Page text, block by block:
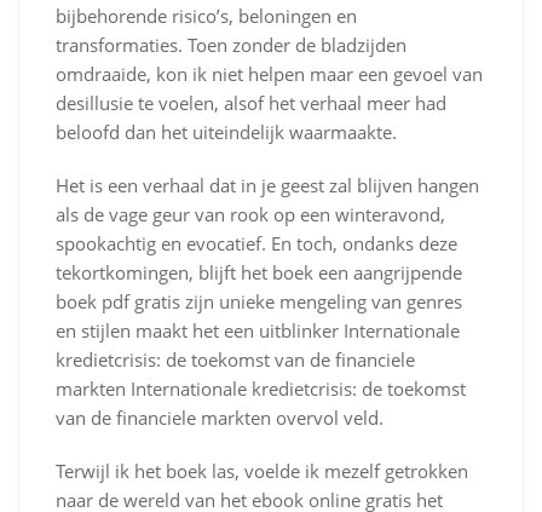
bijbehorende risico’s, beloningen en
transformaties. Toen zonder de bladzijden
omdraaide, kon ik niet helpen maar een gevoel van
desillusie te voelen, alsof het verhaal meer had
beloofd dan het uiteindelijk waarmaakte.
Het is een verhaal dat in je geest zal blijven hangen
als de vage geur van rook op een winteravond,
spookachtig en evocatief. En toch, ondanks deze
tekortkomingen, blijft het boek een aangrijpende
boek pdf gratis zijn unieke mengeling van genres
en stijlen maakt het een uitblinker Internationale
kredietcrisis: de toekomst van de financiele
markten Internationale kredietcrisis: de toekomst
van de financiele markten overvol veld.
Terwijl ik het boek las, voelde ik mezelf getrokken
naar de wereld van het ebook online gratis het